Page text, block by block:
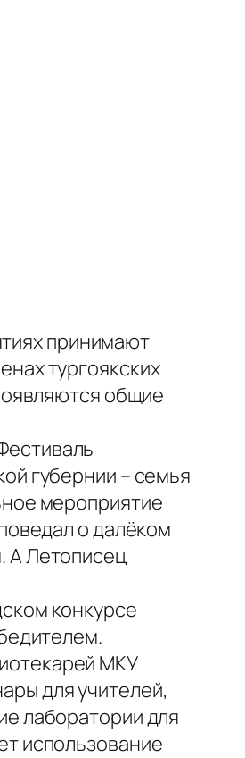
принимают
тургоякских
общие
губернии – семья
мероприятие
о далёком
А Летописец
конкурсе
МКУ
для учителей,
лаборатории для
использование